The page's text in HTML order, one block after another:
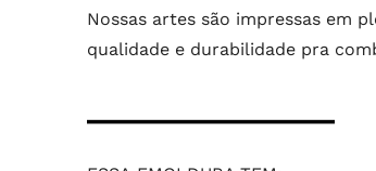
Nossas artes são impressas em
qualidade e durabilidade pra